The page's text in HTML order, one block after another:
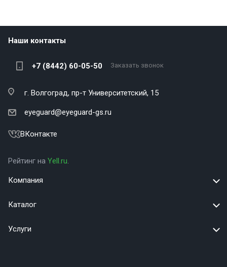
Наши контакты
+7 (8442) 60-05-50 Заказать звонок
г. Волгоград, пр-т Университетский, 15
eyeguard@eyeguard-gs.ru
ВКонтакте
Рейтинг на Yell.ru.
Компания
Каталог
Услуги